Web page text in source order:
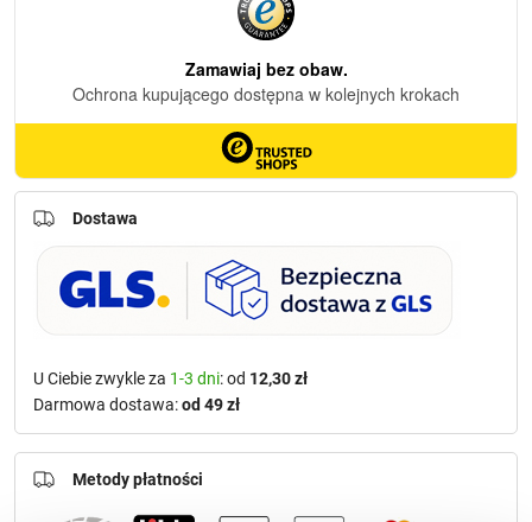
Dostawa
U Ciebie zwykle za 1-3 dni: od 12,30 zł
Darmowa dostawa:od 49 zł
Metody płatności